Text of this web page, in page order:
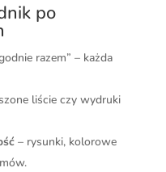
po
razem” – każda
liście czy wydruki
– rysunki, kolorowe